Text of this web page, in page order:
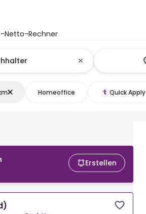
Netto-Rechner
Homeoffice Quick Apply
Erstellen